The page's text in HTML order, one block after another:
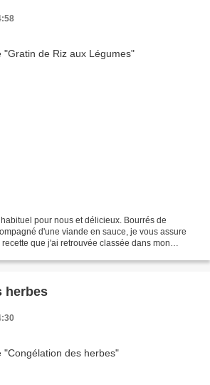
pour nous et délicieux. Bourrés de
d'une viande en sauce, je vous assure
que j'ai retrouvée classée dans mon
herbes